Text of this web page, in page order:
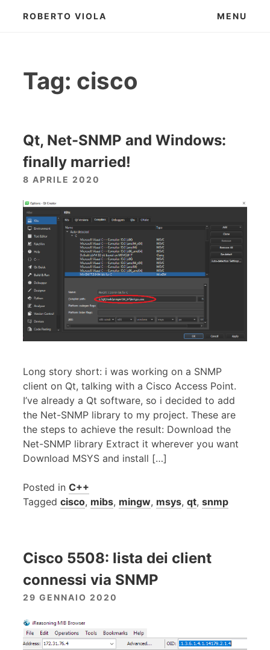
ROBERTO VIOLA MENU
Tag: cisco
Qt, Net-SNMP and Windows:
finally married!
8 APRILE 2020
Long story short: i was working on a SNMP
client on Qt, talking with a Cisco Access Point.
I’ve already a Qt software, so i decided to add
the Net-SNMP library to my project. These are
the steps to achieve the result: Download the
Net-SNMP library Extract it wherever you want
Download MSYS and install […]
Posted in C++
Tagged cisco, mibs, mingw, msys, qt, snmp
Cisco 5508: lista dei client
connessi via SNMP
29 GENNAIO 2020